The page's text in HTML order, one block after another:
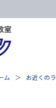
ム お近くの